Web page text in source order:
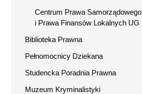
Centrum Prawa Samorządowego
i Prawa Finansów Lokalnych UG
Biblioteka Prawna
Pełnomocnicy Dziekana
Studencka Poradnia Prawna
Muzeum Kryminalistyki